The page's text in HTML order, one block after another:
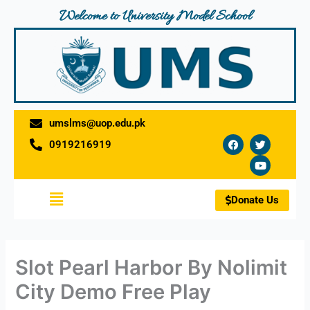
Welcome to University Model School
umslms@uop.edu.pk
0919216919
F
a
c
b
o
o
k
T
w
i
t
t
e
r
Y
o
u
t
u
b
e
Menu Donate Us
Slot Pearl Harbor By Nolimit
City Demo Free Play